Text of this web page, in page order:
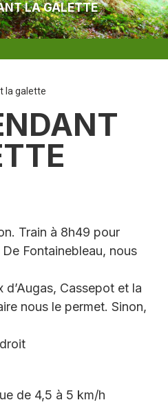
LA GALETTE
la galette
Train à 8h49 pour
Fontainebleau, nous
Cassepot et la
nous le permet. Sinon,
de 4,5 à 5 km/h